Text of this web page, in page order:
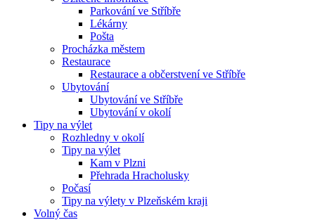
Parkování ve Stříbře
Lékárny
Pošta
Procházka městem
Restaurace
Restaurace a občerstvení ve Stříbře
Ubytování
Ubytování ve Stříbře
Ubytování v okolí
Tipy na výlet
Rozhledny v okolí
Tipy na výlet
Kam v Plzni
Přehrada Hracholusky
Počasí
Tipy na výlety v Plzeňském kraji
Volný čas